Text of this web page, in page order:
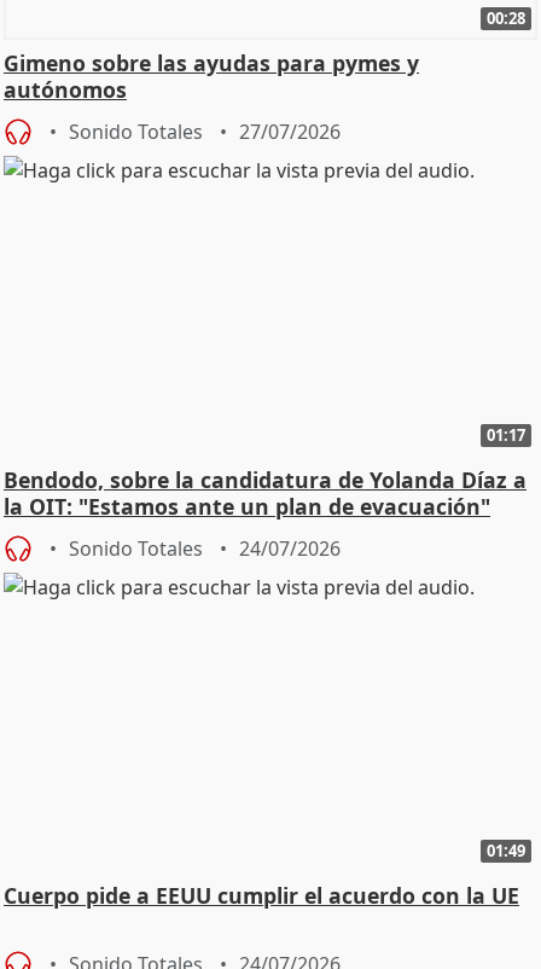
00:28
Gimeno sobre las ayudas para pymes y
autónomos
Sonido Totales 27/07/2026
01:17
Bendodo, sobre la candidatura de Yolanda Díaz a
la OIT: "Estamos ante un plan de evacuación"
Sonido Totales 24/07/2026
01:49
Cuerpo pide a EEUU cumplir el acuerdo con la UE